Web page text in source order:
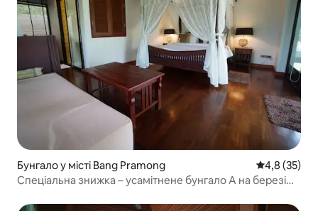
Бунгало у місті Bang Pramong Середня
4,8 (35)
Спеціальна знижка – усамітнене бунгало A на березі